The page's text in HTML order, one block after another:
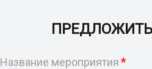
Название мероприятия*